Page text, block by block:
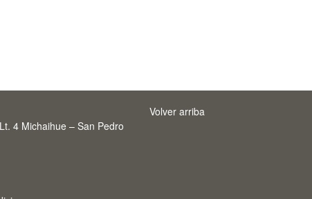
4 Michaihue – San Pedro
Volver arriba